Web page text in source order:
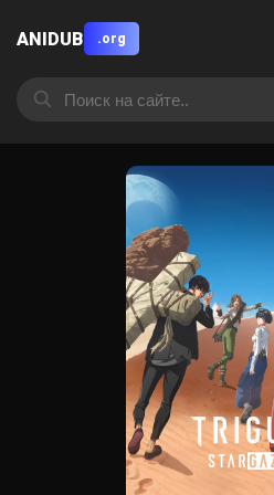
ANIDUB .org